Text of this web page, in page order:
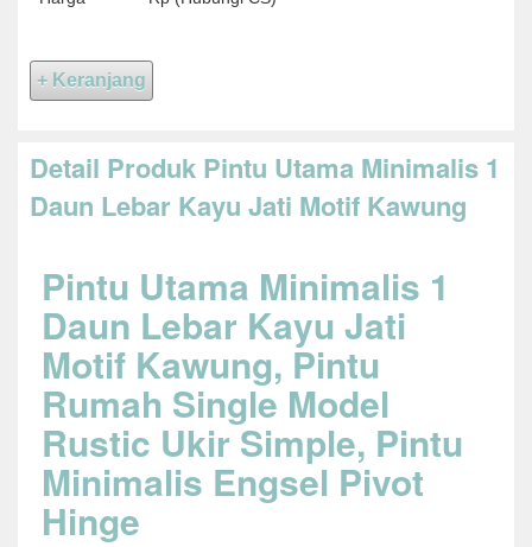
Detail Produk Pintu Utama Minimalis 1
Daun Lebar Kayu Jati Motif Kawung
Pintu Utama Minimalis 1
Daun Lebar Kayu Jati
Motif Kawung, Pintu
Rumah Single Model
Rustic Ukir Simple, Pintu
Minimalis Engsel Pivot
Hinge